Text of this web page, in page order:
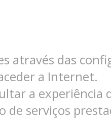
através das
a Internet.
a experiência
serviços